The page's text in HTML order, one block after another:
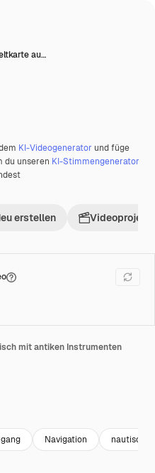
au…
KI-Videogenerator und füge
du unseren KI-Stimmengenerator
erstellen Videoprojekt
mit antiken Instrumenten
Navigation nautisch